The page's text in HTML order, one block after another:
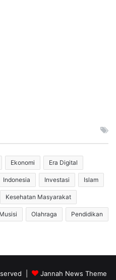
Ekonomi Era Digital
Indonesia Investasi Islam
Kesehatan Masyarakat
Musisi Olahraga Pendidikan
| Jannah News Theme